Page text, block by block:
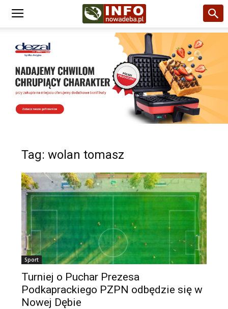
Tag: wolan tomasz
Sport
Turniej o Puchar Prezesa
Podkaprackiego PZPN odbędzie się w
Nowej Dębie